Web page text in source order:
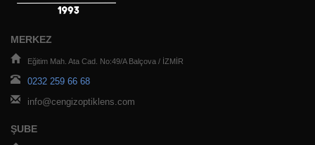
MERKEZ
Eğitim Mah. Ata Cad. No:49/A Balçova / İZMİR
0232 259 66 68
info@cengizoptiklens.com
ŞUBE